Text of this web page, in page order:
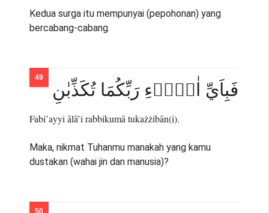
Kedua surga itu mempunyai (pepohonan) yang
bercabang-cabang.
فَبِاَيِّ اٰلَاۤءِ رَبِّكُمَا تُكَذِّبٰنِ
Fabi’ayyi ālā’i rabbikumā tukażżibān(i).
Maka, nikmat Tuhanmu manakah yang kamu
dustakan (wahai jin dan manusia)?